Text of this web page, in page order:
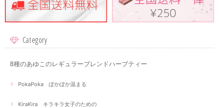
Category
8種のあゆこのレギュラーブレンドハーブティー
PokaPoka ぽかぽか温まる
KiraKira キラキラ女子のための